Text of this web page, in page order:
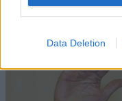
Data Deletion